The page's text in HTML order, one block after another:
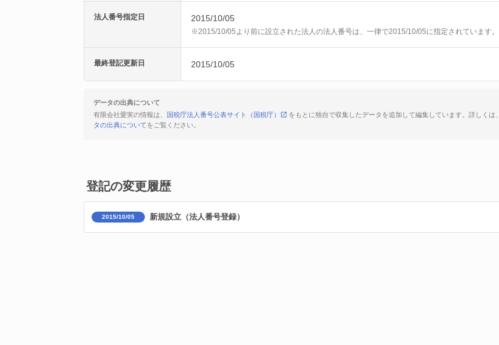
法人番号指定日 2015/10/05
※2015/10/05より前に設立された法人の法人番号は、一律で2015/10/05に指定されています。
最終登記更新日 2015/10/05
データの出典について
有限会社愛実の情報は、
国税庁法人番号公表サイト（国税庁） をもとに独自で収集したデータを追加して編集しています。詳しくは、
タの出典についてをご覧ください。
登記の変更履歴
2015/10/05 新規設立（法人番号登録）